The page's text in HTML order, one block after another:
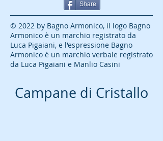
Share
© 2022 by Bagno Armonico, il logo Bagno
Armonico è un marchio registrato da
Luca Pigaiani, e l'espressione Bagno
Armonico è un marchio verbale registrato
da Luca Pigaiani e Manlio Casini
Campane di Cristallo